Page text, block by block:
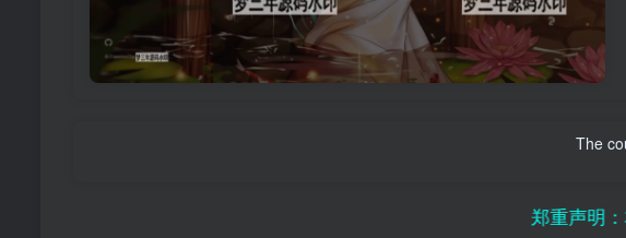
The
郑重声明：本站教程、